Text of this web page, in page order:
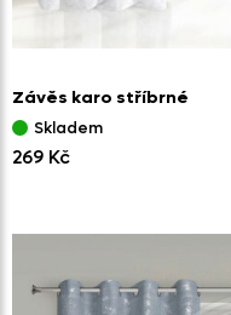
Závěs karo stříbrné
Skladem
269 Kč